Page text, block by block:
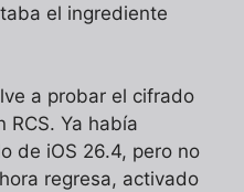
el ingrediente
a probar el cifrado
RCS. Ya había
de iOS 26.4, pero no
regresa, activado